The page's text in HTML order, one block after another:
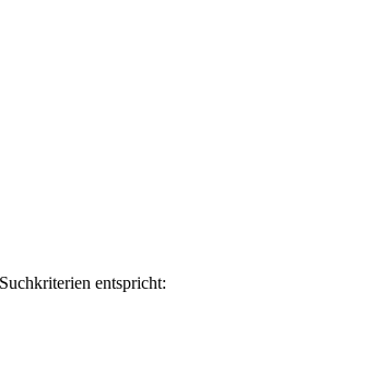
entspricht: